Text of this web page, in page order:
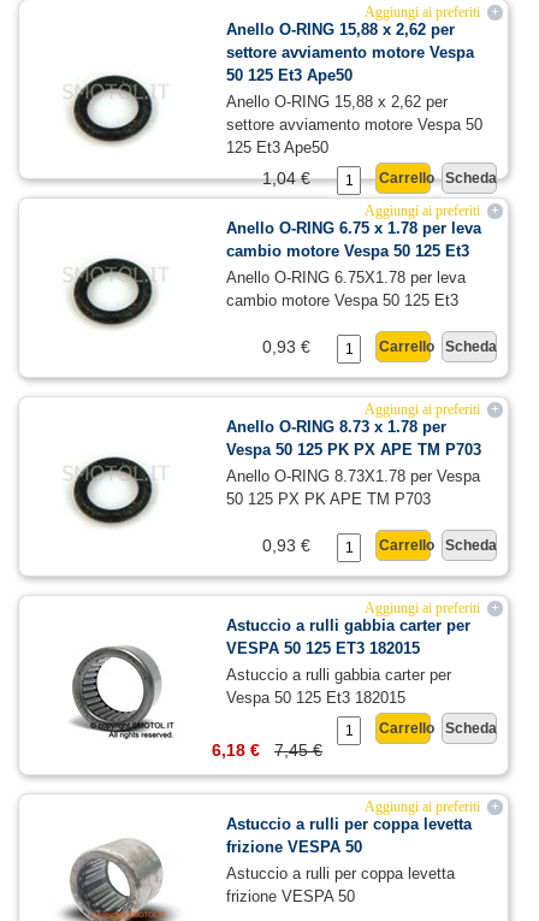
+
Aggiungi ai preferiti
Anello O-RING 15,88 x 2,62 per
settore avviamento motore Vespa
50 125 Et3 Ape50
Anello O-RING 15,88 x 2,62 per
settore avviamento motore Vespa 50
125 Et3 Ape50
Scheda
Carrello
1,04 €
+
Aggiungi ai preferiti
Anello O-RING 6.75 x 1.78 per leva
cambio motore Vespa 50 125 Et3
Anello O-RING 6.75X1.78 per leva
cambio motore Vespa 50 125 Et3
Scheda
Carrello
0,93 €
+
Aggiungi ai preferiti
Anello O-RING 8.73 x 1.78 per
Vespa 50 125 PK PX APE TM P703
Anello O-RING 8.73X1.78 per Vespa
50 125 PX PK APE TM P703
Scheda
Carrello
0,93 €
+
Aggiungi ai preferiti
Astuccio a rulli gabbia carter per
VESPA 50 125 ET3 182015
Astuccio a rulli gabbia carter per
Vespa 50 125 Et3 182015
Scheda
Carrello
7,45 €
6,18 €
+
Aggiungi ai preferiti
Astuccio a rulli per coppa levetta
frizione VESPA 50
Astuccio a rulli per coppa levetta
frizione VESPA 50